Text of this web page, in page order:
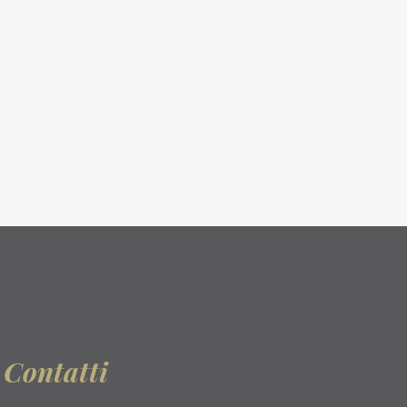
Contatti